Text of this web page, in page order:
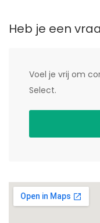
Heb je een
Voel je vrij om
Select.